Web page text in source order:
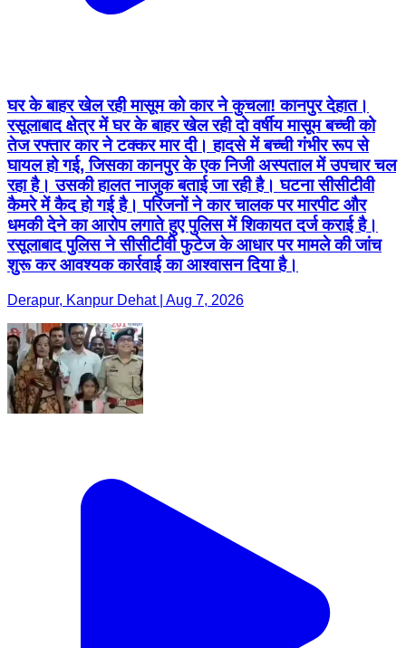
घर के बाहर खेल रही मासूम को कार ने कुचला! कानपुर देहात।
रसूलाबाद क्षेत्र में घर के बाहर खेल रही दो वर्षीय मासूम बच्ची को
तेज रफ्तार कार ने टक्कर मार दी। हादसे में बच्ची गंभीर रूप से
घायल हो गई, जिसका कानपुर के एक निजी अस्पताल में उपचार चल
रहा है। उसकी हालत नाजुक बताई जा रही है। घटना सीसीटीवी
कैमरे में कैद हो गई है। परिजनों ने कार चालक पर मारपीट और
धमकी देने का आरोप लगाते हुए पुलिस में शिकायत दर्ज कराई है।
रसूलाबाद पुलिस ने सीसीटीवी फुटेज के आधार पर मामले की जांच
शुरू कर आवश्यक कार्रवाई का आश्वासन दिया है।
Derapur, Kanpur Dehat | Aug 7, 2026